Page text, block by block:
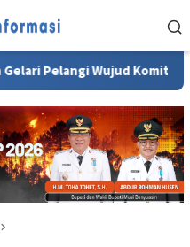
Wujud Komitmen PKK